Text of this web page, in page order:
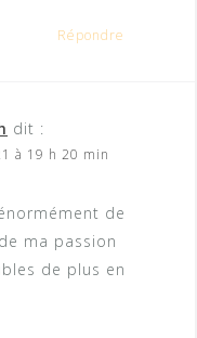
Répondre
dit :
à 19 h 20 min
de
ma passion
de plus en